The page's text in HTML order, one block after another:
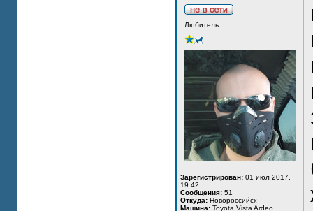
Любитель
Зарегистрирован: 01 июл 2017,
19:42
Сообщения: 51
Откуда: Новороссийск
Машина: Toyota Vista Ardeo